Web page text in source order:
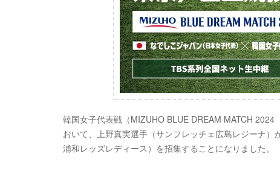
韓国女子代表戦（MIZUHO BLUE DREAM MATCH
おいて、上野真実選手（サンフレッチェ広島レジーナ
浦和レッズレディース）を招集することになりました。